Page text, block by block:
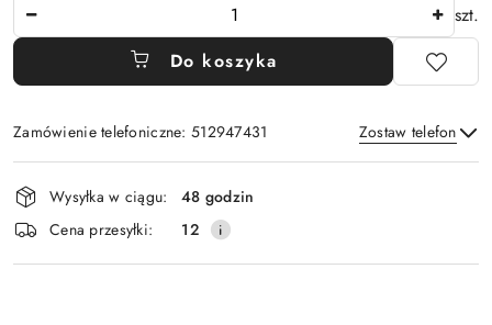
szt.
Do koszyka
Zamówienie telefoniczne: 512947431 Zostaw telefon
Wyślij
Dostępność
i
dostawa
Wysyłka w ciągu:
48 godzin
Cena przesyłki:
12